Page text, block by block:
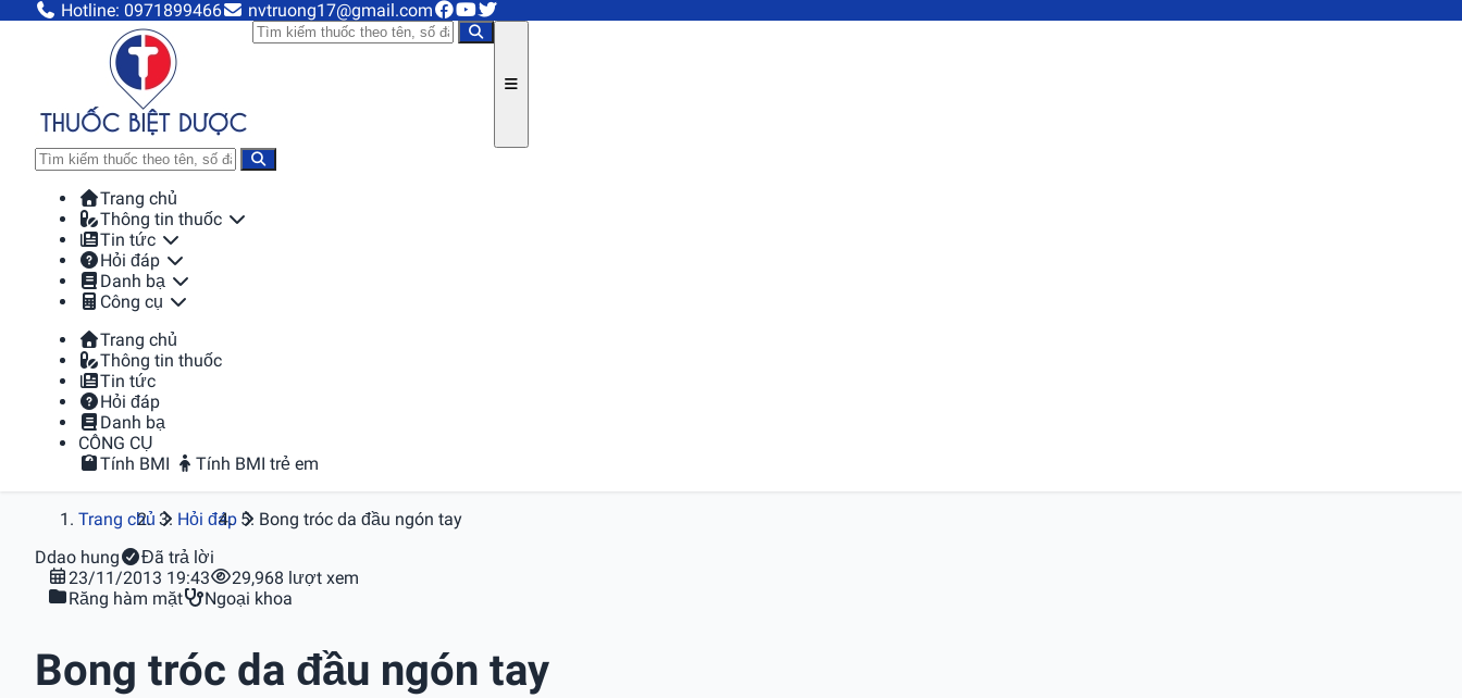
Hotline: 0971899466 nvtruong17@gmail.com
Trang chủ
Thông tin thuốc
Tin tức
Hỏi đáp
Danh bạ
Công cụ
Trang chủ
Thông tin thuốc
Tin tức
Hỏi đáp
Danh bạ
CÔNG CỤ
Tính BMI
Tính BMI trẻ em
Trang chủ Hỏi đáp
Bong tróc da đầu ngón tay
Ddao hung
Đã trả lời
23/11/2013 19:43
29,968 lượt xem
Răng hàm mặt
Ngoại khoa
Bong tróc da đầu ngón tay